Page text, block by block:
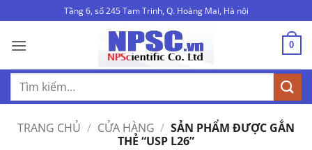
qua
nội
Tầng 6, số 245 Tam Trinh, Q. Hoàng Mai, Hà nội
0
Tìm
TRANG CHỦ / CỬA HÀNG / SẢN PHẨM ĐƯỢC GẮN
THẺ “USP L26”